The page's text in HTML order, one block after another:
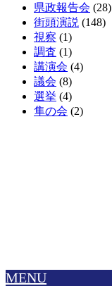
県政報告会 (28)
街頭演説 (148)
視察 (1)
調査 (1)
講演会 (4)
議会 (8)
選挙 (4)
隼の会 (2)
MENU